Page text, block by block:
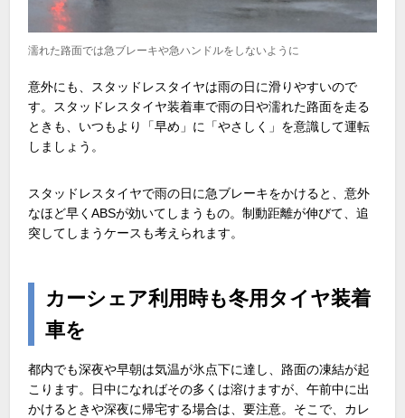
濡れた路面では急ブレーキや急ハンドルをしないように
意外にも、スタッドレスタイヤは雨の日に滑りやすいので
す。スタッドレスタイヤ装着車で雨の日や濡れた路面を走る
ときも、いつもより「早め」に「やさしく」を意識して運転
しましょう。
スタッドレスタイヤで雨の日に急ブレーキをかけると、意外
なほど早くABSが効いてしまうもの。制動距離が伸びて、追
突してしまうケースも考えられます。
カーシェア利用時も冬用タイヤ装着
車を
都内でも深夜や早朝は気温が氷点下に達し、路面の凍結が起
こります。日中になればその多くは溶けますが、午前中に出
かけるときや深夜に帰宅する場合は、要注意。そこで、カレ